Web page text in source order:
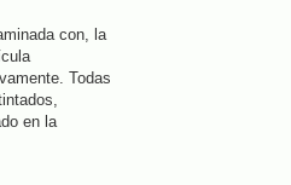
con, la
Todas
en la